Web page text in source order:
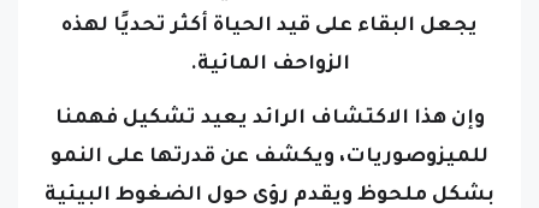
الزواحف المائية.
وإن هذا الاكتشاف الرائد يعيد تشكيل فهمنا
للميزوصوريات، ويكشف عن قدرتها على النمو
بشكل ملحوظ ويقدم رؤى حول الضغوط البيئية
التي شكلت تطورها وانقراضها في نهاية